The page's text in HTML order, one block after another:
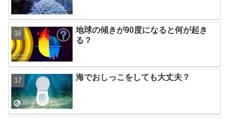
地球の傾きが90度になると何が起き
る？
海でおしっこをしても大丈夫？